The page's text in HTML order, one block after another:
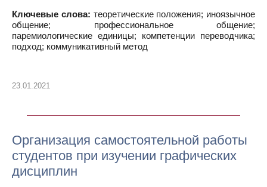
Ключевые слова: теоретические положения; иноязычное
общение; профессиональное общение;
паремиологические единицы; компетенции переводчика;
подход; коммуникативный метод
23.01.2021
Организация самостоятельной работы
студентов при изучении графических
дисциплин